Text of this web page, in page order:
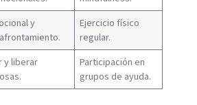
y
Ejercicio físico
regular.
y liberar
Participación en
grupos de ayuda.